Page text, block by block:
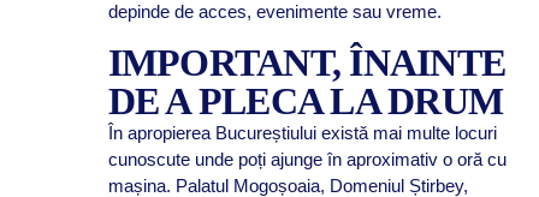
depinde de acces, evenimente sau vreme.
IMPORTANT, ÎNAINTE
DE A PLECA LA DRUM
În apropierea Bucureștiului există mai multe locuri
cunoscute unde poți ajunge în aproximativ o oră cu
mașina. Palatul Mogoșoaia, Domeniul Știrbey,